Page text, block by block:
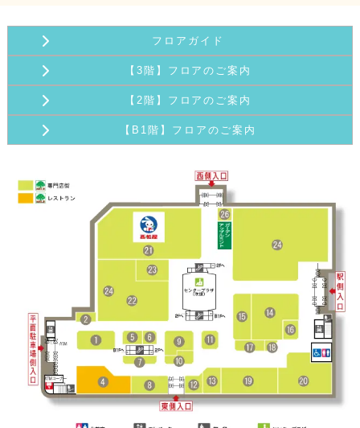
フロアガイド
【3階】フロアのご案内
【2階】フロアのご案内
【B1階】フロアのご案内